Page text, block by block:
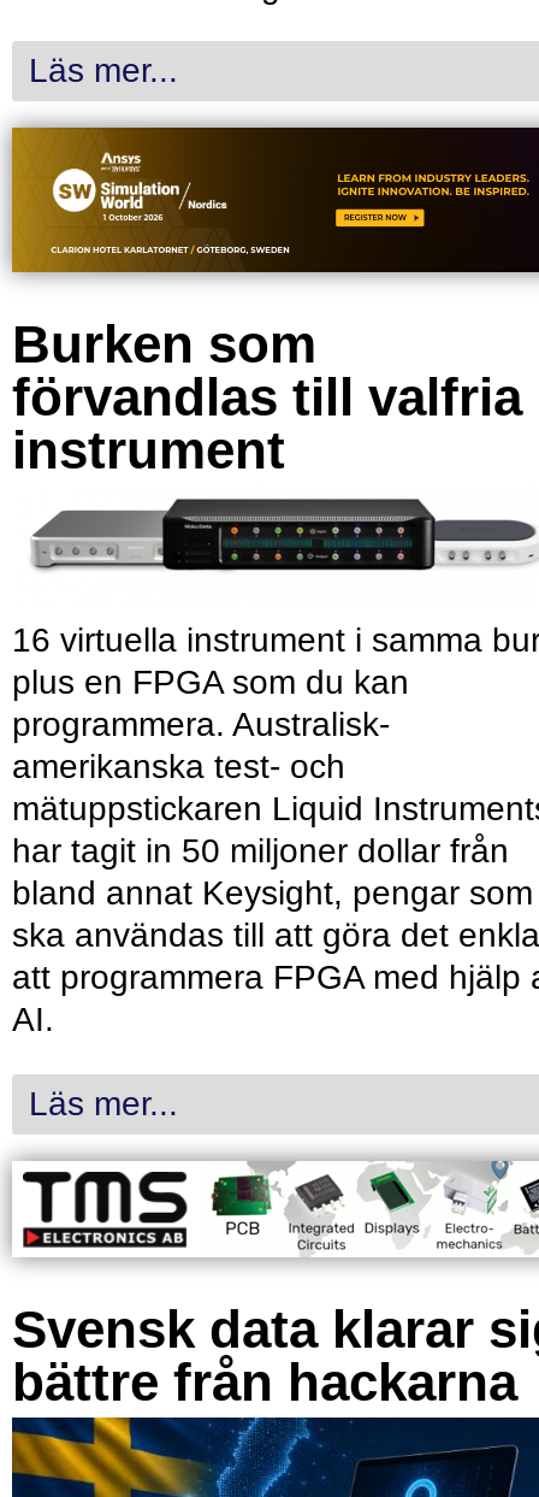
Läs mer...
Burken som
förvandlas till valfria
instrument
16 virtuella instrument i samma
plus en FPGA som du kan
programmera. Australisk-
amerikanska test- och
mätuppstickaren Liquid
har tagit in 50 miljoner dollar från
bland annat Keysight, pengar som
ska användas till att göra det
att programmera FPGA med hjälp
AI.
Läs mer...
Svensk data klarar
bättre från hackarna